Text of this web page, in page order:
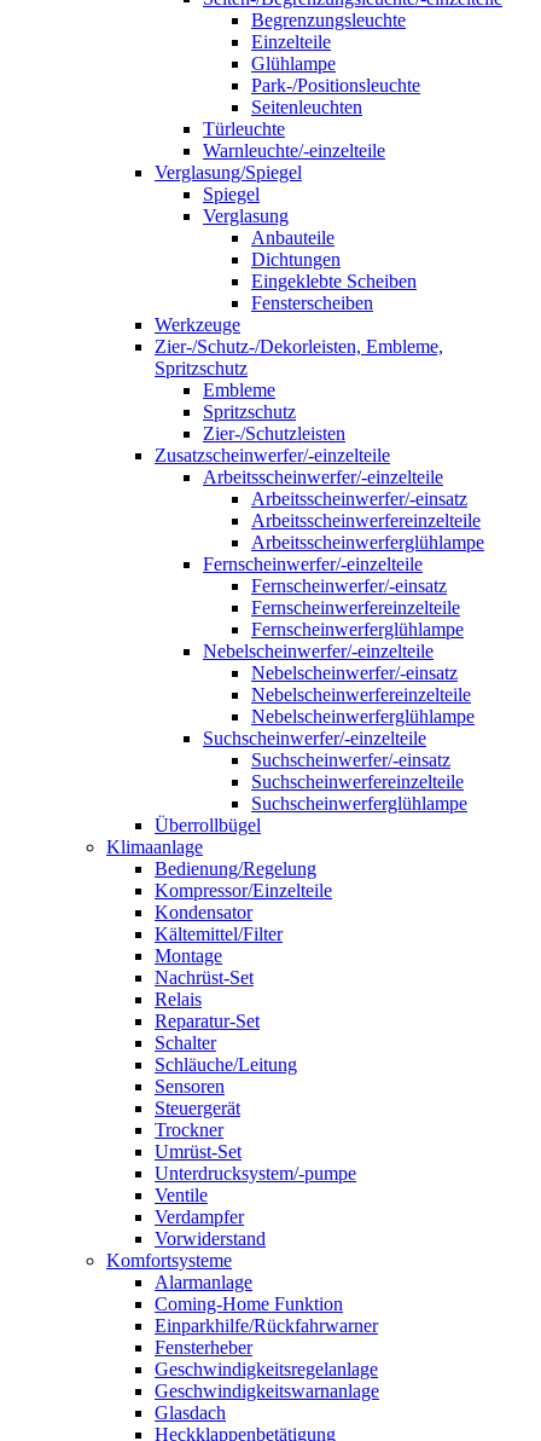
Begrenzungsleuchte
Einzelteile
Glühlampe
Park-/Positionsleuchte
Seitenleuchten
Türleuchte
Warnleuchte/-einzelteile
Verglasung/Spiegel
Spiegel
Verglasung
Anbauteile
Dichtungen
Eingeklebte Scheiben
Fensterscheiben
Werkzeuge
Zier-/Schutz-/Dekorleisten, Embleme,
Spritzschutz
Embleme
Spritzschutz
Zier-/Schutzleisten
Zusatzscheinwerfer/-einzelteile
Arbeitsscheinwerfer/-einzelteile
Arbeitsscheinwerfer/-einsatz
Arbeitsscheinwerfereinzelteile
Arbeitsscheinwerferglühlampe
Fernscheinwerfer/-einzelteile
Fernscheinwerfer/-einsatz
Fernscheinwerfereinzelteile
Fernscheinwerferglühlampe
Nebelscheinwerfer/-einzelteile
Nebelscheinwerfer/-einsatz
Nebelscheinwerfereinzelteile
Nebelscheinwerferglühlampe
Suchscheinwerfer/-einzelteile
Suchscheinwerfer/-einsatz
Suchscheinwerfereinzelteile
Suchscheinwerferglühlampe
Überrollbügel
Klimaanlage
Bedienung/Regelung
Kompressor/Einzelteile
Kondensator
Kältemittel/Filter
Montage
Nachrüst-Set
Relais
Reparatur-Set
Schalter
Schläuche/Leitung
Sensoren
Steuergerät
Trockner
Umrüst-Set
Unterdrucksystem/-pumpe
Ventile
Verdampfer
Vorwiderstand
Komfortsysteme
Alarmanlage
Coming-Home Funktion
Einparkhilfe/Rückfahrwarner
Fensterheber
Geschwindigkeitsregelanlage
Geschwindigkeitswarnanlage
Glasdach
Heckklappenbetätigung